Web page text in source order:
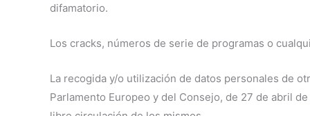
difamatorio.
Los cracks, números de serie de programas o
La recogida y/o utilización de datos personales de
Parlamento Europeo y del Consejo, de 27 de abril